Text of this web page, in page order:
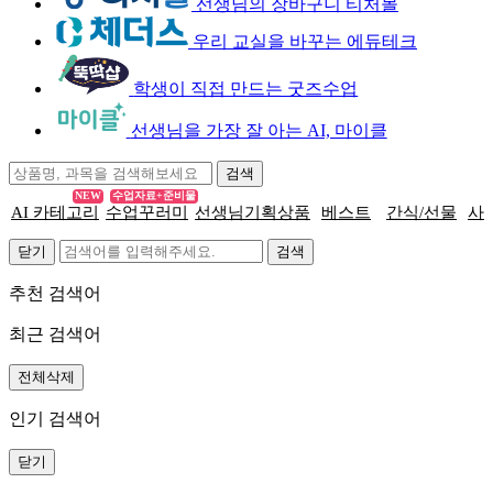
우리 교실을 바꾸는 에듀테크
학생이 직접 만드는 굿즈수업
선생님을 가장 잘 아는 AI, 마이클
AI 카테고리
NEW
수업꾸러미
수업자료+준비물
선생님기획상품 베스트 간식/선물 사
닫기
추천 검색어
최근 검색어
전체삭제
인기 검색어
닫기